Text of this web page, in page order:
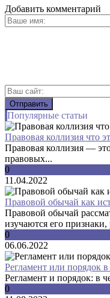
Добавить комментарий
Популярные статьи
Правовая коллизия что
Правовая коллизия —
правовых...
0
11.04.2022
Правовой обычай как
Правовой обычай
изучаются его признаки,
0
06.06.2022
Регламент или порядок
Регламент и порядок: в
0